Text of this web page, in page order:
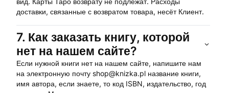
доставки, связанные с возвратом товара, несёт Клиент.
7. Как заказать книгу, которой
нет на нашем сайте?
Если нужной книги нет на нашем сайте, напишите нам
на электронную почту shop@knizka.pl название книги,
имя автора, если знаете, то код ISBN, издательство, год